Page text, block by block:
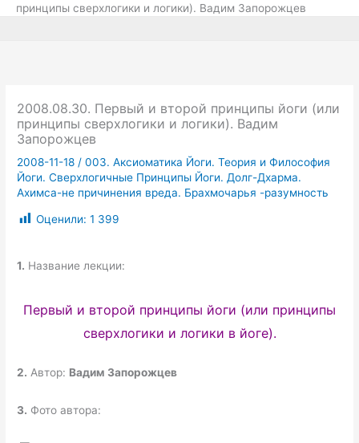
принципы сверхлогики и логики). Вадим Запорожцев
2008.08.30. Первый и второй принципы йоги (или
принципы сверхлогики и логики). Вадим
Запорожцев
2008-11-18 /003. Аксиоматика Йоги. Теория и Философия
Йоги. Сверхлогичные Принципы Йоги. Долг-Дхарма.
Ахимса-не причинения вреда. Брахмочарья -разумность
Оценили: 1 399
1. Название лекции:
Первый и второй принципы йоги (или принципы
сверхлогики и логики в йоге).
2. Автор: Вадим Запорожцев
3. Фото автора: